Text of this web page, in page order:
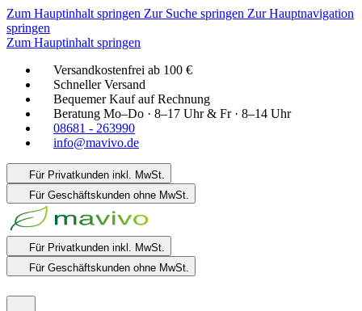
Zum Hauptinhalt springen Zur Suche springen Zur Hauptnavigation
springen
Zum Hauptinhalt springen
Versandkostenfrei ab 100 €
Schneller Versand
Bequemer Kauf auf Rechnung
Beratung Mo–Do · 8–17 Uhr & Fr · 8–14 Uhr
08681 - 263990
info@mavivo.de
Für Privatkunden inkl. MwSt.
Für Geschäftskunden ohne MwSt.
Für Privatkunden inkl. MwSt.
Für Geschäftskunden ohne MwSt.